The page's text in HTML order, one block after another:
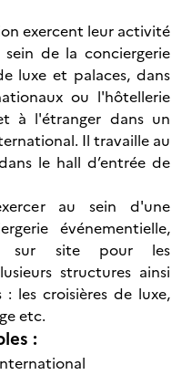
exercent leur activité
de la conciergerie
luxe et palaces, dans
ou l'hôtellerie
à l'étranger dans un
Il travaille au
le hall d’entrée de
au sein d'une
événementielle,
sur site pour les
structures ainsi
les croisières de luxe,
etc.
: